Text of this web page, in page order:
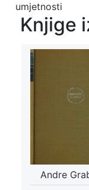
umjetnosti
Knjige
Andre